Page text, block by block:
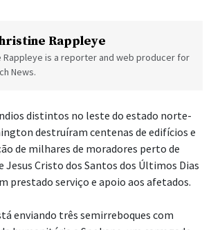
Rappleye
Rappleye is a reporter and web producer for
News.
distintos no leste do estado norte-
destruíram centenas de edifícios e
de milhares de moradores perto de
Jesus Cristo dos Santos dos Últimos Dias
prestado serviço e apoio aos afetados.
enviando três semirreboques com